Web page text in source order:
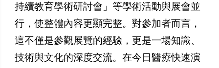
持續教育學術研討會」等學術活動與展會並
行，使整體內容更顯完整。對參加者而言，
這不僅是參觀展覽的經驗，更是一場知識、
技術與文化的深度交流。在今日醫療快速演